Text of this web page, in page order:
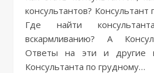
консультантов?
Где найти
вскармливанию? А
Ответы на эти и другие
Консультанта по грудному…